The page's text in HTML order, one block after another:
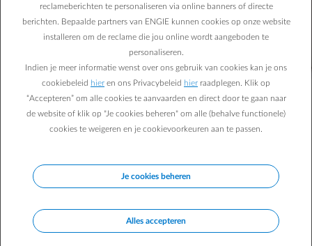
Klant worden verloopt zorgeloos
We maken het makkelijk
impulse-arrange
Als professionele klant bij ENGIE heb je de keuze uit een ruim
aanbod van energiepakketen en tarieven. Zo krijg jij steeds de
reclameberichten te personaliseren via online banners of directe
berichten. Bepaalde partners van ENGIE kunnen cookies op onze website
installeren om de reclame die jou online wordt aangeboden te
personaliseren.
Indien je meer informatie wenst over ons gebruik van cookies kan je ons
cookiebeleid hier en ons Privacybeleid hier raadplegen. Klik op
“Accepteren” om alle cookies te aanvaarden en direct door te gaan naar
de website of klik op "Je cookies beheren" om alle (behalve functionele)
cookies te weigeren en je cookievoorkeuren aan te passen.
Je cookies beheren
Alles accepteren